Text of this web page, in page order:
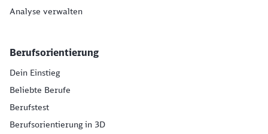
Analyse verwalten
Berufsorientierung
Dein Einstieg
Beliebte Berufe
Berufstest
Berufsorientierung in 3D